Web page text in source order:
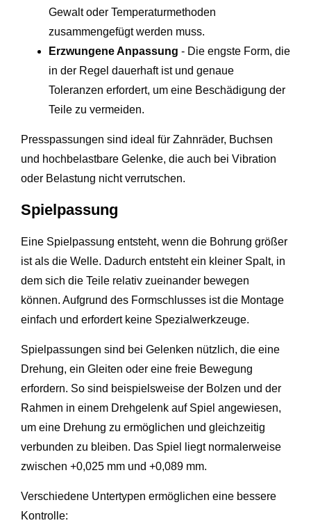
Gewalt oder Temperaturmethoden
zusammengefügt werden muss.
Erzwungene Anpassung - Die engste Form, die
in der Regel dauerhaft ist und genaue
Toleranzen erfordert, um eine Beschädigung der
Teile zu vermeiden.
Presspassungen sind ideal für Zahnräder, Buchsen
und hochbelastbare Gelenke, die auch bei Vibration
oder Belastung nicht verrutschen.
Spielpassung
Eine Spielpassung entsteht, wenn die Bohrung größer
ist als die Welle. Dadurch entsteht ein kleiner Spalt, in
dem sich die Teile relativ zueinander bewegen
können. Aufgrund des Formschlusses ist die Montage
einfach und erfordert keine Spezialwerkzeuge.
Spielpassungen sind bei Gelenken nützlich, die eine
Drehung, ein Gleiten oder eine freie Bewegung
erfordern. So sind beispielsweise der Bolzen und der
Rahmen in einem Drehgelenk auf Spiel angewiesen,
um eine Drehung zu ermöglichen und gleichzeitig
verbunden zu bleiben. Das Spiel liegt normalerweise
zwischen +0,025 mm und +0,089 mm.
Verschiedene Untertypen ermöglichen eine bessere
Kontrolle: